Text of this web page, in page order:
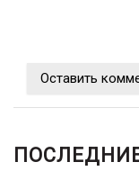
Оставить